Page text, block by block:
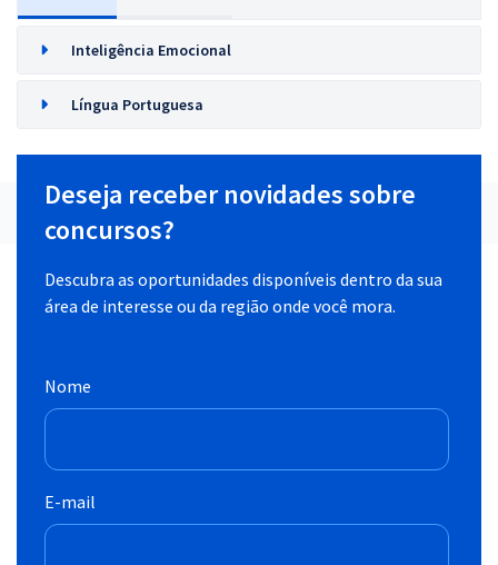
Inteligência Emocional
Língua Portuguesa
Deseja receber novidades sobre
concursos?
Descubra as oportunidades disponíveis dentro da sua
área de interesse ou da região onde você mora.
Nome
E-mail